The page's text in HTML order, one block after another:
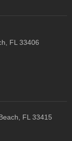
FL 33406
FL 33415